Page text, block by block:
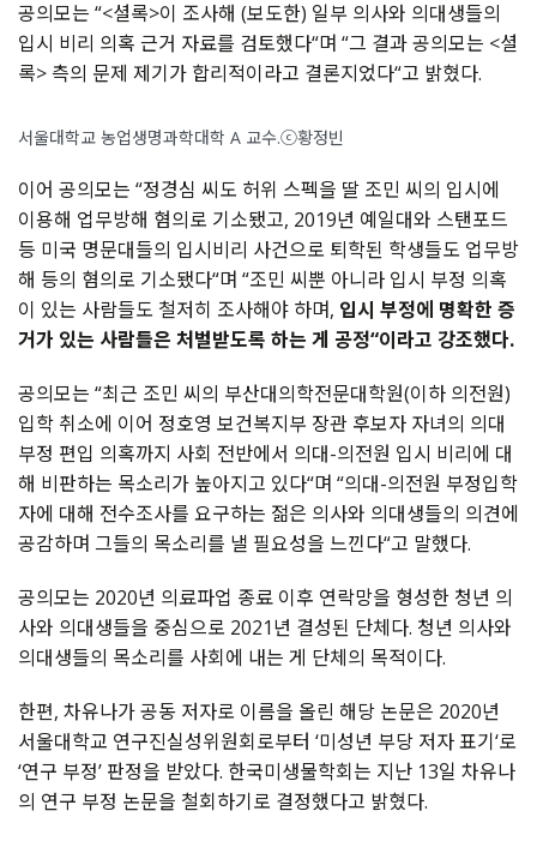
공의모는 “<셜록>이 조사해 (보도한) 일부 의사와 의대생들의
입시 비리 의혹 근거 자료를 검토했다“며 “그 결과 공의모는 <셜
록> 측의 문제 제기가 합리적이라고 결론지었다“고 밝혔다.
서울대학교 농업생명과학대학 A 교수.ⓒ황정빈
이어 공의모는 “정경심 씨도 허위 스펙을 딸 조민 씨의 입시에
이용해 업무방해 혐의로 기소됐고, 2019년 예일대와 스탠포드
등 미국 명문대들의 입시비리 사건으로 퇴학된 학생들도 업무방
해 등의 혐의로 기소됐다“며 “조민 씨뿐 아니라 입시 부정 의혹
이 있는 사람들도 철저히 조사해야 하며, 입시 부정에 명확한 증
거가 있는 사람들은 처벌받도록 하는 게 공정“이라고 강조했다.
공의모는 “최근 조민 씨의 부산대의학전문대학원(이하 의전원)
입학 취소에 이어 정호영 보건복지부 장관 후보자 자녀의 의대
부정 편입 의혹까지 사회 전반에서 의대-의전원 입시 비리에 대
해 비판하는 목소리가 높아지고 있다“며 “의대-의전원 부정입학
자에 대해 전수조사를 요구하는 젊은 의사와 의대생들의 의견에
공감하며 그들의 목소리를 낼 필요성을 느낀다“고 말했다.
공의모는 2020년 의료파업 종료 이후 연락망을 형성한 청년 의
사와 의대생들을 중심으로 2021년 결성된 단체다. 청년 의사와
의대생들의 목소리를 사회에 내는 게 단체의 목적이다.
한편, 차유나가 공동 저자로 이름을 올린 해당 논문은 2020년
서울대학교 연구진실성위원회로부터 ‘미성년 부당 저자 표기‘로
‘연구 부정’ 판정을 받았다. 한국미생물학회는 지난 13일 차유나
의 연구 부정 논문을 철회하기로 결정했다고 밝혔다.